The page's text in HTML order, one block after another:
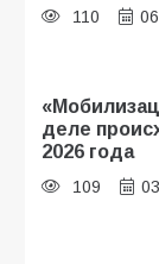
110
деле
2026 года
109